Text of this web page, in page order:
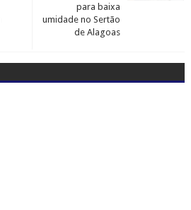
para baixa
umidade no Sertão
de Alagoas